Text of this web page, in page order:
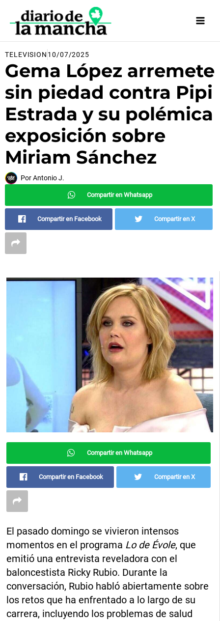
contenido
TELEVISION 10/07/2025
Gema López arremete
sin piedad contra Pipi
Estrada y su polémica
exposición sobre
Miriam Sánchez
PorAntonio J.
Compartir en Whatsapp
Compartir en Facebook Compartir en X
Compartir en Whatsapp
Compartir en Facebook Compartir en X
El pasado domingo se vivieron intensos
momentos en el programa Lo de Évole, que
emitió una entrevista reveladora con el
baloncestista Ricky Rubio. Durante la
conversación, Rubio habló abiertamente sobre
los retos que ha enfrentado a lo largo de su
carrera, incluyendo los problemas de salud